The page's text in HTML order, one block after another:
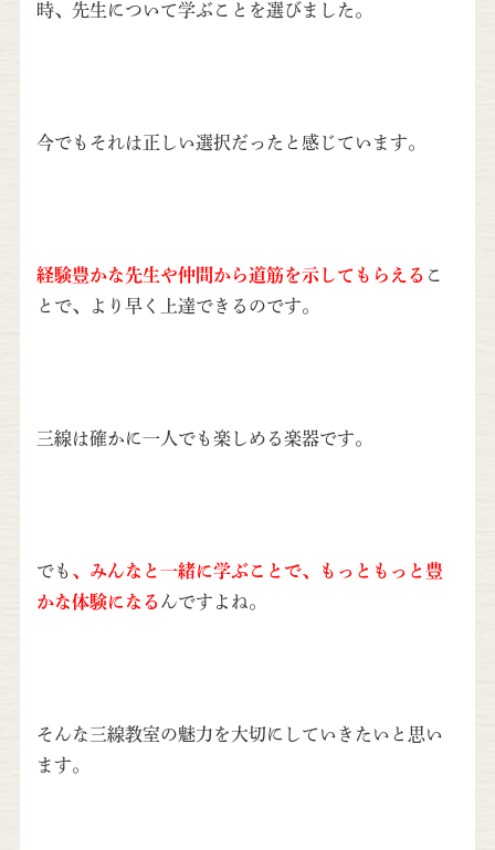
時、先生について学ぶことを選びました。
今でもそれは正しい選択だったと感じています。
経験豊かな先生や仲間から道筋を示してもらえる こ
とで、より早く上達できるのです。
三線は確かに一人でも楽しめる楽器です。
でも 、みんなと一緒に学ぶことで、もっともっと豊
かな体験になる んですよね。
そんな三線教室の魅力を大切にしていきたいと思い
ます。